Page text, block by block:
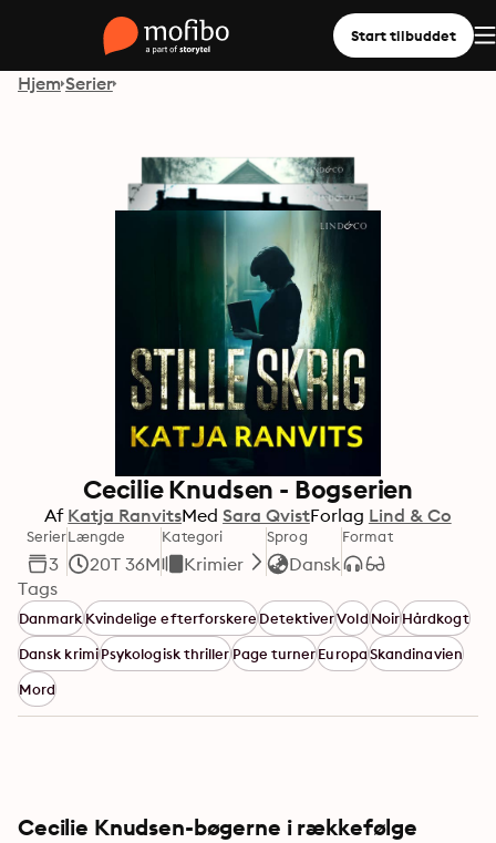
Start tilbuddet
Hjem Serier
Cecilie Knudsen - Bogserien
Af Katja RanvitsMed Sara QvistForlag Lind & Co
Serier
3
Længde
20T 36M
Kategori
Krimier
Sprog
Dansk
Format
Tags
DanmarkKvindelige efterforskereDetektiverVoldNoirHårdkogt
Dansk krimiPsykologisk thrillerPage turnerEuropaSkandinavien
Mord
Cecilie Knudsen-bøgerne i rækkefølge